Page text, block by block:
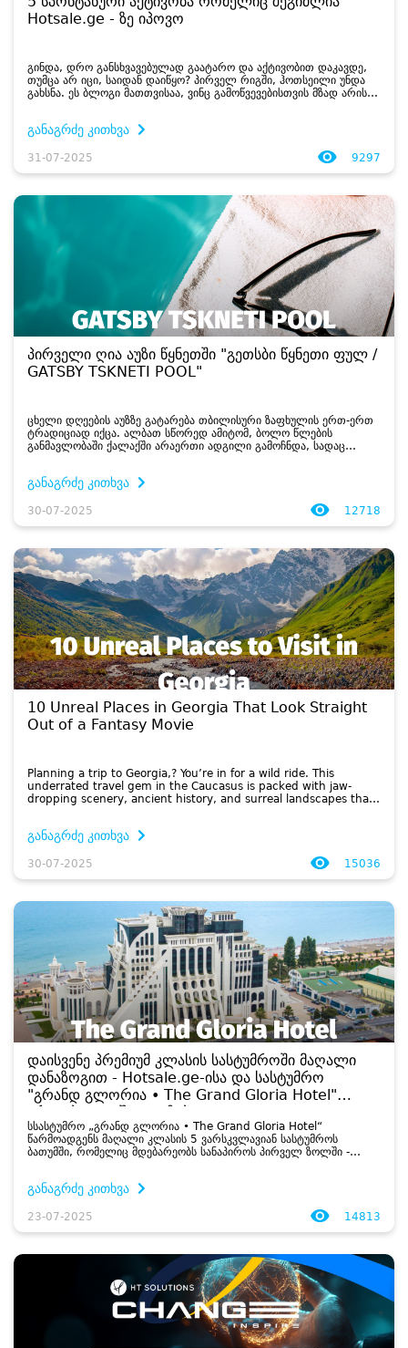
Hotsale.ge - ზე იპოვო
გინდა, დრო განსხვავებულად გაატარო და აქტივობით დაკავდე,
თუმცა არ იცი, საიდან დაიწყო? პირველ რიგში, ჰოთსეილი უნდა
გახსნა. ეს ბლოგი მათთვისაა, ვინც გამოწვევებისთვის მზად არის,
განაგრძე კითხვა
31-07-2025 9297
პირველი ღია აუზი წყნეთში "გეთსბი წყნეთი ფულ /
GATSBY TSKNETI POOL"
ცხელი დღეების აუზზე გატარება თბილისური ზაფხულის ერთ-ერთ
ტრადიციად იქცა. ალბათ სწორედ ამიტომ, ბოლო წლების
განმავლობაში ქალაქში არაერთი ადგილი გამოჩნდა, სადაც
განაგრძე კითხვა
30-07-2025 12718
10 Unreal Places in Georgia That Look Straight
Out of a Fantasy Movie
Planning a trip to Georgia,? You’re in for a wild ride. This
underrated travel gem in the Caucasus is packed with jaw-
dropping scenery, ancient history, and surreal landscapes that
განაგრძე კითხვა
30-07-2025 15036
დაისვენე პრემიუმ კლასის სასტუმროში მაღალი
დანაზოგით - Hotsale.ge-ისა და სასტუმრო
"გრანდ გლორია • The Grand Gloria Hotel"
ერთობლივი შეთავაზება
სსასტუმრო „გრანდ გლორია • The Grand Gloria Hotel“
წარმოადგენს მაღალი კლასის 5 ვარსკვლავიან სასტუმროს
ბათუმში, რომელიც მდებარეობს სანაპიროს პირველ ზოლში -
განაგრძე კითხვა
23-07-2025 14813